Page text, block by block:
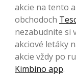
akcie na tento
obchodoch
nezabudnite si
akciové letáky
akcie vždy po
Kimbino app.